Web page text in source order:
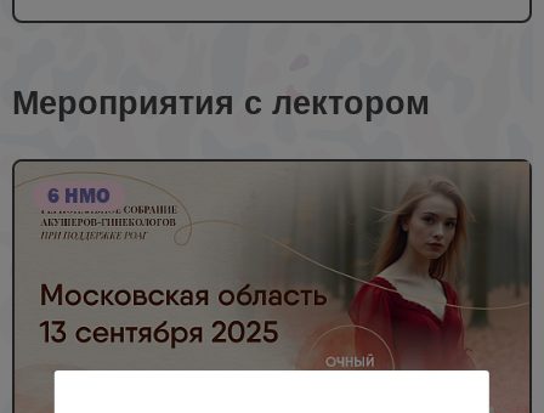
Мероприятия с лектором
6 НМО